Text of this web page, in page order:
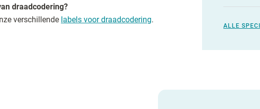
draadcodering?
verschillende labels voor draadcodering.
ALLE